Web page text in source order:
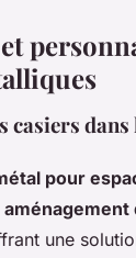
casiers dans
pour
aménagement
une